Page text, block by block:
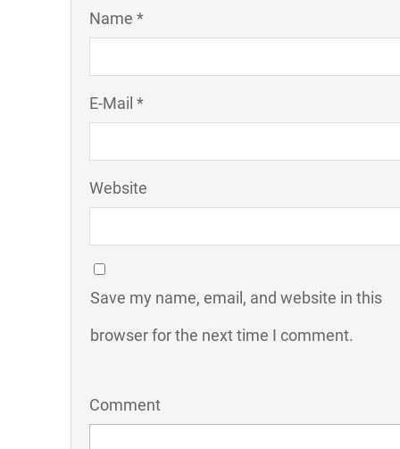
Name *
E-Mail *
Website
Save my name, email, and website in this
browser for the next time I comment.
Comment